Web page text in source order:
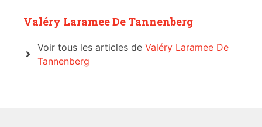
Valéry Laramee De Tannenberg
Voir tous les articles de Valéry Laramee De
Tannenberg